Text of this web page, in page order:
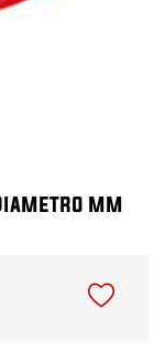
diametro mm